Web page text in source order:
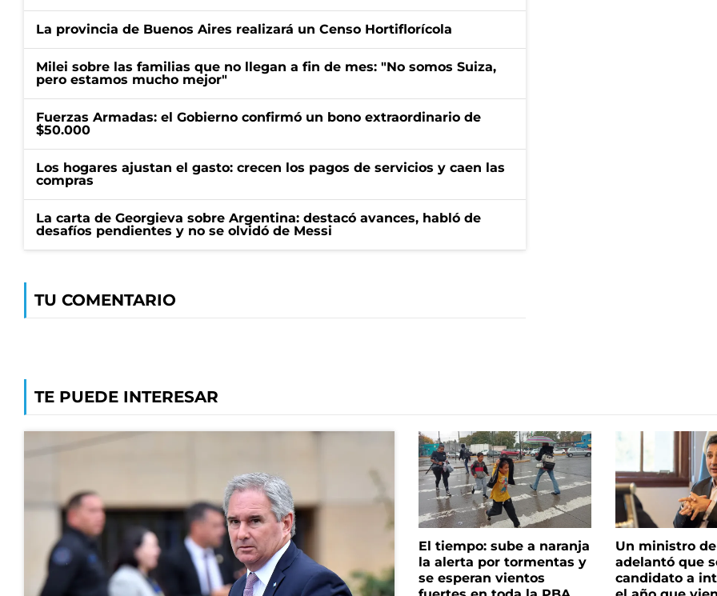
La provincia de Buenos Aires realizará un Censo Hortiflorícola
Milei sobre las familias que no llegan a fin de mes: "No somos Suiza,
pero estamos mucho mejor"
Fuerzas Armadas: el Gobierno confirmó un bono extraordinario de
$50.000
Los hogares ajustan el gasto: crecen los pagos de servicios y caen las
compras
La carta de Georgieva sobre Argentina: destacó avances, habló de
desafíos pendientes y no se olvidó de Messi
TU COMENTARIO
TE PUEDE INTERESAR
El tiempo: sube a naranja
la alerta por tormentas y
se esperan vientos
Un ministro
adelantó que
candidato a